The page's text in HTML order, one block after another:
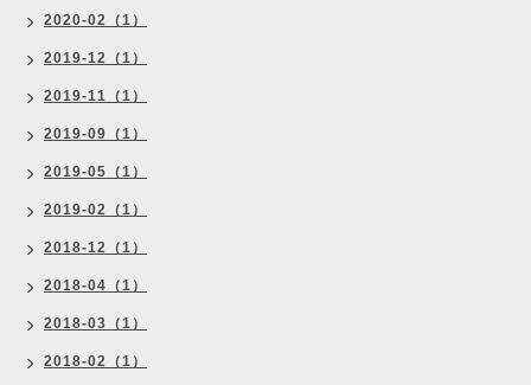
2020-02（1）
2019-12（1）
2019-11（1）
2019-09（1）
2019-05（1）
2019-02（1）
2018-12（1）
2018-04（1）
2018-03（1）
2018-02（1）